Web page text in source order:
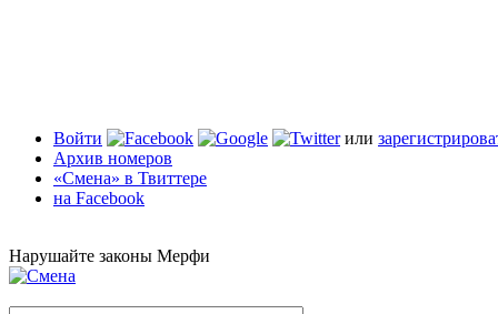
Войти или
Архив номеров
«Смена» в Твиттере
на Facebook
Нарушайте законы Мерфи